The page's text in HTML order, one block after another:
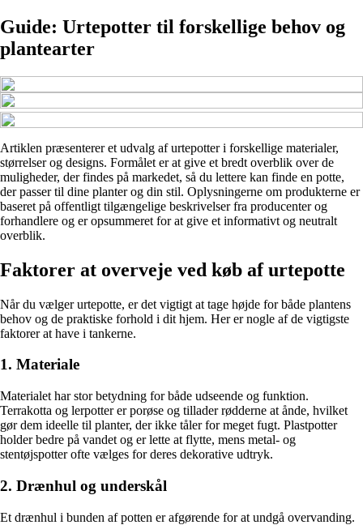
Guide: Urtepotter til forskellige behov og
plantearter
Artiklen præsenterer et udvalg af urtepotter i forskellige materialer,
størrelser og designs. Formålet er at give et bredt overblik over de
muligheder, der findes på markedet, så du lettere kan finde en potte,
der passer til dine planter og din stil. Oplysningerne om produkterne er
baseret på offentligt tilgængelige beskrivelser fra producenter og
forhandlere og er opsummeret for at give et informativt og neutralt
overblik.
Faktorer at overveje ved køb af urtepotte
Når du vælger urtepotte, er det vigtigt at tage højde for både plantens
behov og de praktiske forhold i dit hjem. Her er nogle af de vigtigste
faktorer at have i tankerne.
1. Materiale
Materialet har stor betydning for både udseende og funktion.
Terrakotta og lerpotter er porøse og tillader rødderne at ånde, hvilket
gør dem ideelle til planter, der ikke tåler for meget fugt. Plastpotter
holder bedre på vandet og er lette at flytte, mens metal- og
stentøjspotter ofte vælges for deres dekorative udtryk.
2. Drænhul og underskål
Et drænhul i bunden af potten er afgørende for at undgå overvanding.